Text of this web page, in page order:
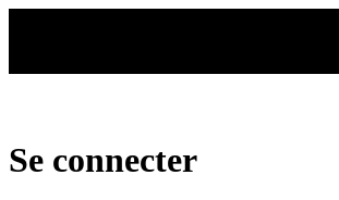
Se connecter